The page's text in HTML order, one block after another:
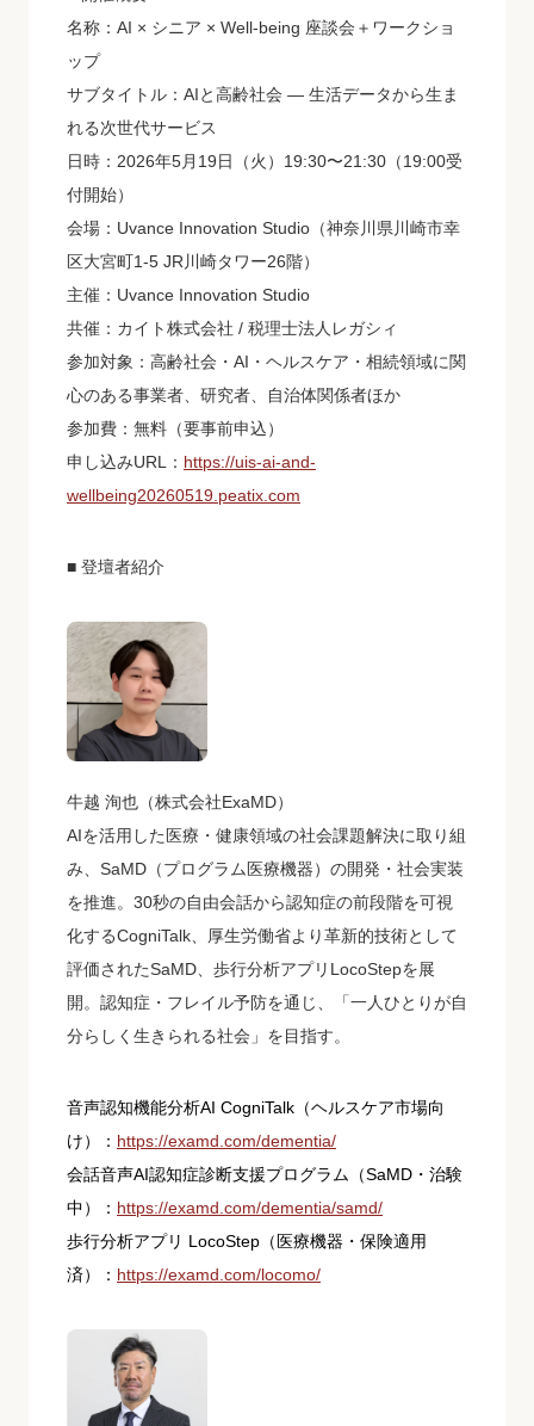
名称：AI × シニア × Well-being 座談会＋ワークショ
ップ
サブタイトル：AIと高齢社会 ― 生活データから生ま
れる次世代サービス
日時：2026年5月19日（火）19:30〜21:30（19:00受
付開始）
会場：Uvance Innovation Studio（神奈川県川崎市幸
区大宮町1-5 JR川崎タワー26階）
主催：Uvance Innovation Studio
共催：カイト株式会社 / 税理士法人レガシィ
参加対象：高齢社会・AI・ヘルスケア・相続領域に関
心のある事業者、研究者、自治体関係者ほか
参加費：無料（要事前申込）
申し込みURL： https://uis-ai-and-
wellbeing20260519.peatix.com
■ 登壇者紹介
牛越 洵也（株式会社ExaMD）
AIを活用した医療・健康領域の社会課題解決に取り組
み、SaMD（プログラム医療機器）の開発・社会実装
を推進。30秒の自由会話から認知症の前段階を可視
化するCogniTalk、厚生労働省より革新的技術として
評価されたSaMD、歩行分析アプリLocoStepを展
開。認知症・フレイル予防を通じ、「一人ひとりが自
分らしく生きられる社会」を目指す。
音声認知機能分析AI CogniTalk（ヘルスケア市場向
け）： https://examd.com/dementia/
会話音声AI認知症診断支援プログラム（SaMD・治験
中）： https://examd.com/dementia/samd/
歩行分析アプリ LocoStep（医療機器・保険適用
済）： https://examd.com/locomo/